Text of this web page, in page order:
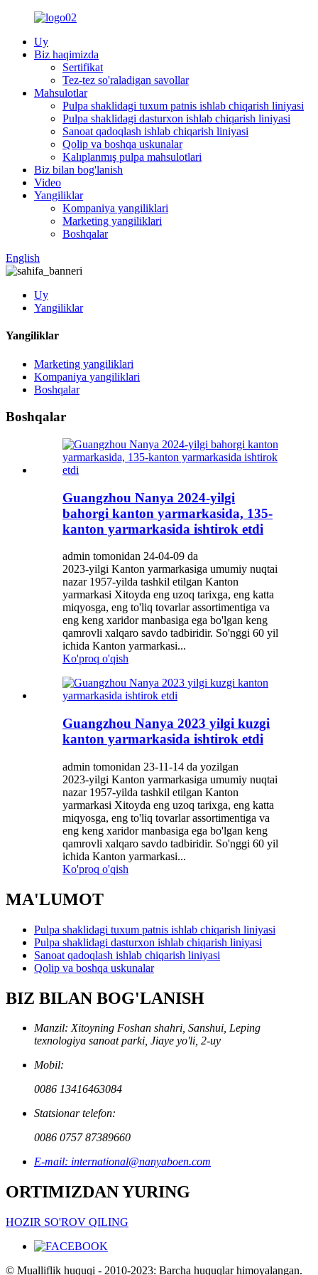
Uy
Biz haqimizda
Sertifikat
Tez-tez so'raladigan savollar
Mahsulotlar
Pulpa shaklidagi tuxum patnis ishlab chiqarish liniyasi
Pulpa shaklidagi dasturxon ishlab chiqarish liniyasi
Sanoat qadoqlash ishlab chiqarish liniyasi
Qolip va boshqa uskunalar
Kalıplanmış pulpa mahsulotlari
Biz bilan bog'lanish
Video
Yangiliklar
Kompaniya yangiliklari
Marketing yangiliklari
Boshqalar
English
Uy
Yangiliklar
Yangiliklar
Marketing yangiliklari
Kompaniya yangiliklari
Boshqalar
Boshqalar
Guangzhou Nanya 2024-yilgi
bahorgi kanton yarmarkasida, 135-
kanton yarmarkasida ishtirok etdi
admin tomonidan 24-04-09 da
2023-yilgi Kanton yarmarkasiga umumiy nuqtai
nazar 1957-yilda tashkil etilgan Kanton
yarmarkasi Xitoyda eng uzoq tarixga, eng katta
miqyosga, eng to'liq tovarlar assortimentiga va
eng keng xaridor manbasiga ega bo'lgan keng
qamrovli xalqaro savdo tadbiridir. So'nggi 60 yil
ichida Kanton yarmarkasi...
Ko'proq o'qish
Guangzhou Nanya 2023 yilgi kuzgi
kanton yarmarkasida ishtirok etdi
admin tomonidan 23-11-14 da yozilgan
2023-yilgi Kanton yarmarkasiga umumiy nuqtai
nazar 1957-yilda tashkil etilgan Kanton
yarmarkasi Xitoyda eng uzoq tarixga, eng katta
miqyosga, eng to'liq tovarlar assortimentiga va
eng keng xaridor manbasiga ega bo'lgan keng
qamrovli xalqaro savdo tadbiridir. So'nggi 60 yil
ichida Kanton yarmarkasi...
Ko'proq o'qish
MA'LUMOT
Pulpa shaklidagi tuxum patnis ishlab chiqarish liniyasi
Pulpa shaklidagi dasturxon ishlab chiqarish liniyasi
Sanoat qadoqlash ishlab chiqarish liniyasi
Qolip va boshqa uskunalar
BIZ BILAN BOG'LANISH
Manzil: Xitoyning Foshan shahri, Sanshui, Leping
texnologiya sanoat parki, Jiaye yo'li, 2-uy
Mobil:
0086 13416463084
Statsionar telefon:
0086 0757 87389660
E-mail: international@nanyaboen.com
ORTIMIZDAN YURING
HOZIR SO'ROV QILING
© Mualliflik huquqi - 2010-2023: Barcha huquqlar himoyalangan.